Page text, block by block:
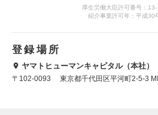
厚生労働大臣許可番号：
紹介事業許可年：平成30
登録場所
ヤマトヒューマンキャピタル（本社）
〒102-0093 東京都千代田区平河町2-5-3